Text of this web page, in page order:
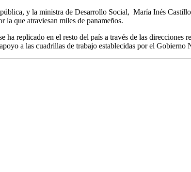
y la ministra de Desarrollo Social, María Inés
que atraviesan miles de panameños.
replicado en el resto del país a través de las
a las cuadrillas de trabajo establecidas por el